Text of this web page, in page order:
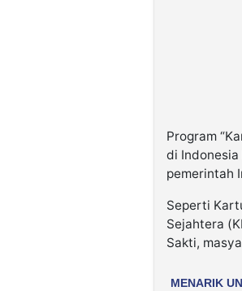
Program
di
pemerintah
Seperti
Sejahtera
Sakti,